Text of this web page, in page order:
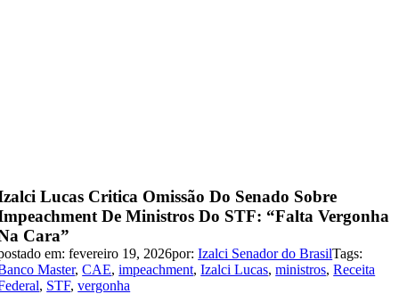
Lucas Critica Omissão Do Senado Sobre
De Ministros Do STF: “Falta Vergonha
Cara”
em: fevereiro 19, 2026por:Izalci Senador do BrasilTags:
Master,CAE,impeachment,Izalci Lucas,ministros,Receita
, STF,vergonha